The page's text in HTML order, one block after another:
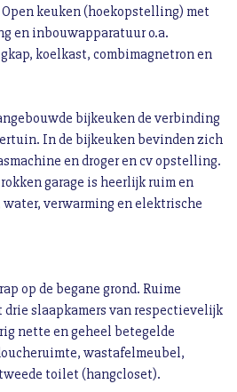
keuken (hoekopstelling) met
en inbouwapparatuur o.a.
koelkast, combimagnetron en
bijkeuken de verbinding
In de bijkeuken bevinden zich
en droger en cv opstelling.
garage is heerlijk ruim en
verwarming en elektrische
op de begane grond. Ruime
slaapkamers van respectievelijk
nette en geheel betegelde
wastafelmeubel,
toilet (hangcloset).